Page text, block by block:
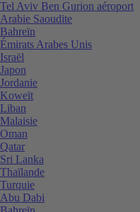
Tel Aviv Ben Gurion aéroport
Arabie Saoudite
Bahreïn
Émirats Arabes Unis
Israël
Japon
Jordanie
Koweït
Liban
Malaisie
Oman
Qatar
Sri Lanka
Thaïlande
Turquie
Abu Dabi